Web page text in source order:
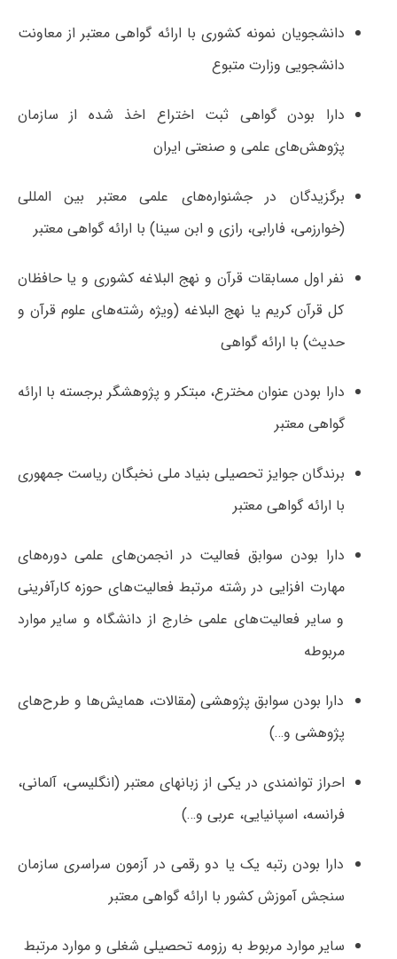
دانشجویان نمونه کشوری با ارائه گواهی معتبر از معاونت
دانشجویی وزارت متبوع
دارا بودن گواهی ثبت اختراع اخذ شده از سازمان
پژوهش‌های علمی و صنعتی ایران
برگزیدگان در جشنواره‌های علمی معتبر بین المللی
(خوارزمی، فارابی، رازی و ابن سینا) با ارائه گواهی معتبر
نفر اول مسابقات قرآن و نهج البلاغه کشوری و یا حافظان
کل قرآن کریم یا نهج البلاغه (ویژه رشته‌های علوم قرآن و
حدیث) با ارائه گواهی
دارا بودن عنوان مخترع، مبتکر و پژوهشگر برجسته با ارائه
گواهی معتبر
برندگان جوایز تحصیلی بنیاد ملی نخبگان ریاست جمهوری
با ارائه گواهی معتبر
دارا بودن سوابق فعالیت در انجمن‌های علمی دوره‌های
مهارت افزایی در رشته مرتبط فعالیت‌های حوزه کارآفرینی
و سایر فعالیت‌های علمی خارج از دانشگاه و سایر موارد
مربوطه
دارا بودن سوابق پژوهشی (مقالات، همایش‌ها و طرح‌های
پژوهشی و…)
احراز توانمندی در یکی از زبانهای معتبر (انگلیسی، آلمانی،
فرانسه، اسپانیایی، عربی و…)
دارا بودن رتبه یک یا دو رقمی در آزمون سراسری سازمان
سنجش آموزش کشور با ارائه گواهی معتبر
سایر موارد مربوط به رزومه تحصیلی شغلی و موارد مرتبط